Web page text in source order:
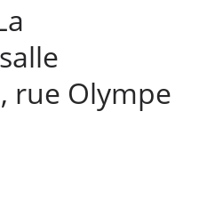
rue Olympe